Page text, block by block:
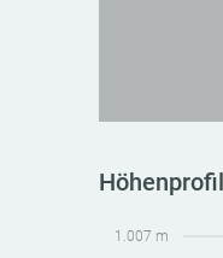
Höhenprofil
1.007 m